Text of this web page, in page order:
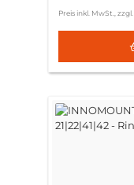
Preis inkl. MwSt., zzgl.